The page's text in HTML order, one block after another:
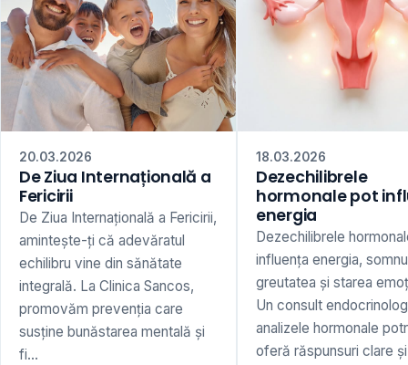
20.03.2026
De Ziua Internațională a
Fericirii
De Ziua Internațională a Fericirii,
amintește-ți că adevăratul
echilibru vine din sănătate
integrală. La Clinica Sancos,
promovăm prevenția care
susține bunăstarea mentală și
fi...
18.03.2026
Dezechilibrele
hormonale pot
energia
Dezechilibrele
influența energia,
greutatea și starea
Un consult
analizele hormonale
oferă răspunsuri clare